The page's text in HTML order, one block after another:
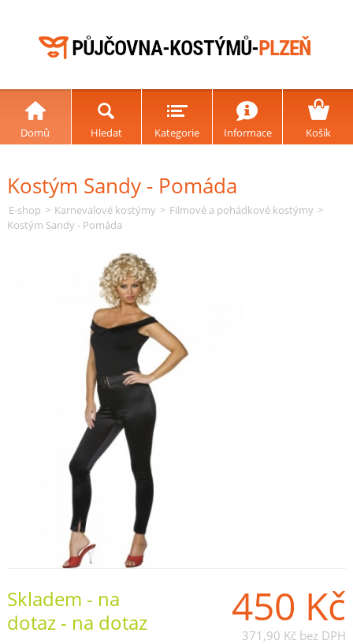
Domů Hledat Kategorie Informace Košík
Kostým Sandy - Pomáda
E-shop > Karnevalové kostýmy > Filmové a pohádkové kostýmy >
Kostým Sandy - Pomáda
450 Kč
371,90 Kč bez DPH
Skladem - na
dotaz - na dotaz